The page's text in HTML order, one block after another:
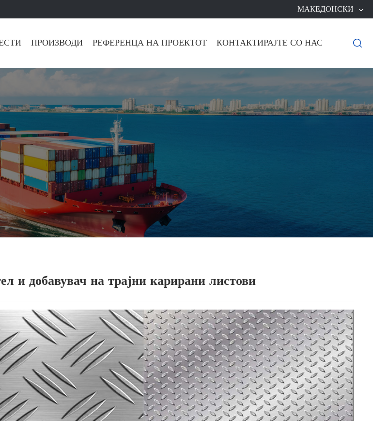
МАКЕДОНСКИ
ПРОИЗВОДИ РЕФЕРЕНЦА НА ПРОЕКТОТ КОНТАКТИРАЈТЕ СО НАС 
и добавувач на трајни карирани листови